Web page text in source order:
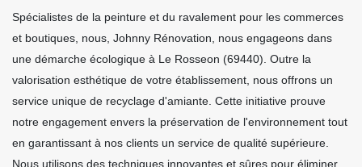
Spécialistes de la peinture et du ravalement pour les commerces
et boutiques, nous, Johnny Rénovation, nous engageons dans
une démarche écologique à Le Rosseon (69440). Outre la
valorisation esthétique de votre établissement, nous offrons un
service unique de recyclage d'amiante. Cette initiative prouve
notre engagement envers la préservation de l'environnement tout
en garantissant à nos clients un service de qualité supérieure.
Nous utilisons des techniques innovantes et sûres pour éliminer